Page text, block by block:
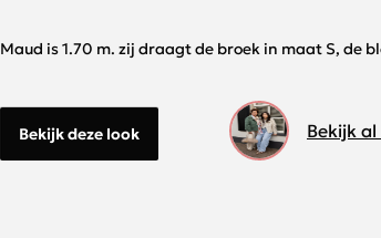
Maud is 1.70 m. zij draagt de broek in maat S, de
Bekijk deze look Bekijk